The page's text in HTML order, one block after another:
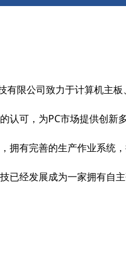
限公司致力于计算机主板
认可 ，为PC市场提供创
拥有完善的生产作业系统
已经发展成为一家拥有自